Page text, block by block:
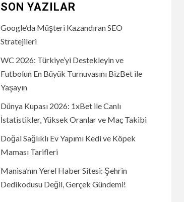
SON YAZILAR
Google’da Müşteri Kazandıran SEO
Stratejileri
WC 2026: Türkiye’yi Destekleyin ve
Futbolun En Büyük Turnuvasını BizBet ile
Yaşayın
Dünya Kupası 2026: 1xBet ile Canlı
İstatistikler, Yüksek Oranlar ve Maç Takibi
Doğal Sağlıklı Ev Yapımı Kedi ve Köpek
Maması Tarifleri
Manisa’nın Yerel Haber Sitesi: Şehrin
Dedikodusu Değil, Gerçek Gündemi!